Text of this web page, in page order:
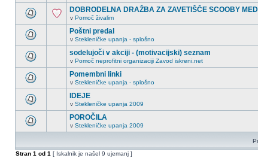
DOBRODELNA DRAŽBA ZA ZAVETIŠČE SCOOBY
v Pomoč živalim
Poštni predal
v Stekleničke upanja - splošno
sodelujoči v akciji - (motivacijski) seznam
v Pomoč neprofitni organizaciji Zavod iskreni.net
Pomembni linki
v Stekleničke upanja - splošno
IDEJE
v Stekleničke upanja 2009
POROČILA
v Stekleničke upanja 2009
Stran 1 od 1 [ Iskalnik je našel 9 ujemanj ]